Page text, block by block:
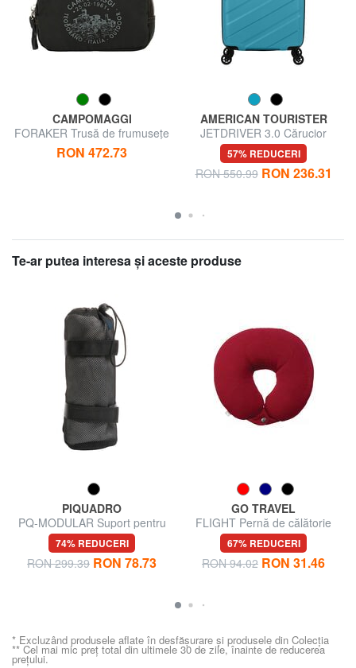
CAMPOMAGGI
FORAKER Trusă de frumusețe
pentru călătorii
RON 472.73
AMERICAN TOURISTER
JETDRIVER 3.0 Cărucior
pentru bagaje de mână
57% REDUCERI
RON 550.99 RON 236.31
Te-ar putea interesa şi aceste produse
PIQUADRO
PQ-MODULAR Suport pentru
sticle de apă
74% REDUCERI
RON 299.39 RON 78.73
GO TRAVEL
FLIGHT Pernă de călătorie
67% REDUCERI
RON 94.02 RON 31.46
* Excluzând produsele aflate în desfășurare și produsele din Colecția
** Cel mai mic preț total din ultimele 30 de zile, înainte de reducerea
prețului.